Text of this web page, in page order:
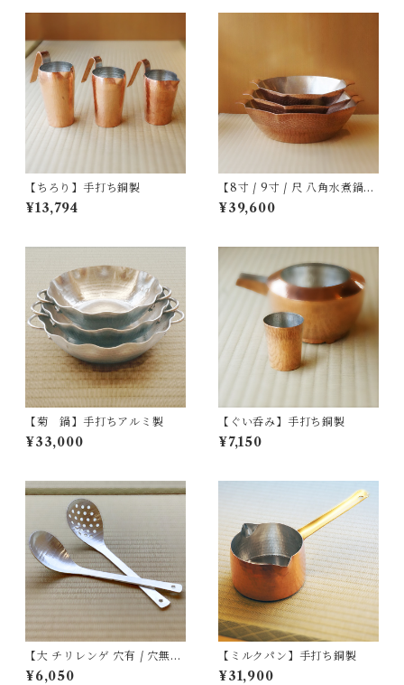
【ちろり】手打ち銅製
¥13,794
【8寸 / 9寸 / 尺 八角水煮鍋】
手打ち銅製
¥39,600
【菊 鍋】手打ちアルミ製
¥33,000
【ぐい呑み】手打ち銅製
¥7,150
【大 チリレンゲ 穴有 / 穴無】
手打ちアルミ製
¥6,050
【ミルクパン】手打ち銅製
¥31,900